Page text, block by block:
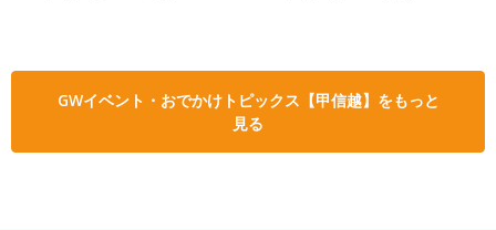
GWイベント・おでかけトピックス【甲信越】をもっと
見る